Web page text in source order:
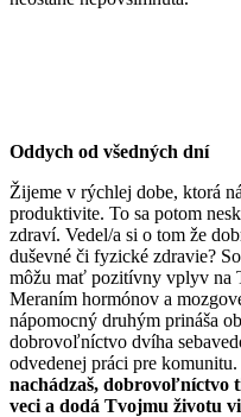
Oddych od všedných dní
Žijeme v rýchlej dobe, ktorá
produktivite. To sa potom
zdraví. Vedel/a si o tom že
duševné či fyzické zdravie?
môžu mať pozitívny vplyv na
Meraním hormónov a
nápomocný druhým prináša
dobrovoľníctvo dvíha
odvedenej práci pre komunitu.
nachádzaš, dobrovoľníctvo
veci a dodá Tvojmu životu